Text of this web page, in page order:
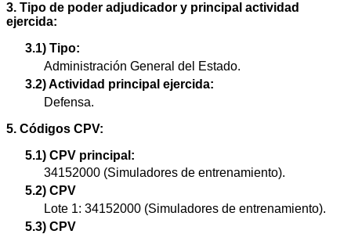
3. Tipo de poder adjudicador y principal actividad
ejercida:
3.1) Tipo:
Administración General del Estado.
3.2) Actividad principal ejercida:
Defensa.
5. Códigos CPV:
5.1) CPV principal:
34152000 (Simuladores de entrenamiento).
5.2) CPV
Lote 1: 34152000 (Simuladores de entrenamiento).
5.3) CPV